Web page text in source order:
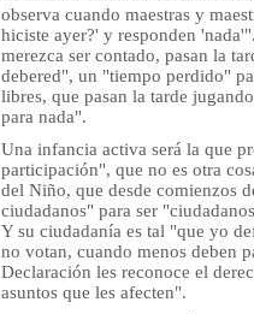
observa cuando maestras y
hiciste ayer?' y responden
merezca ser contado, pasan la
debered", un "tiempo perdido"
libres, que pasan la tarde
para nada".
Una infancia activa será la que
participación", que no es otra
del Niño, que desde comienzos
ciudadanos" para ser
Y su ciudadanía es tal "que yo
no votan, cuando menos deben
Declaración les reconoce el
asuntos que les afecten".